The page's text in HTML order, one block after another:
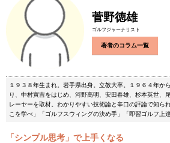
菅野徳雄
ゴルフジャーナリスト
著者のコラム一覧
１９３８年生まれ。岩手県出身。立教大卒。１９６４年か
り、中村寅吉をはじめ、河野高明、安田春雄、杉本英世、
レーヤーを取材。わかりやすい技術論と辛口の評論で知ら
こを学べ」「ゴルフスウィングの決め手」「即習ゴルフ上
「シンプル思考」で上手くなる